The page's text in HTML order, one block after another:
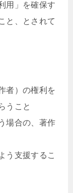
用」を確保す
と、とされて
者）の権利を
うこと
場合の、著作
支援するこ